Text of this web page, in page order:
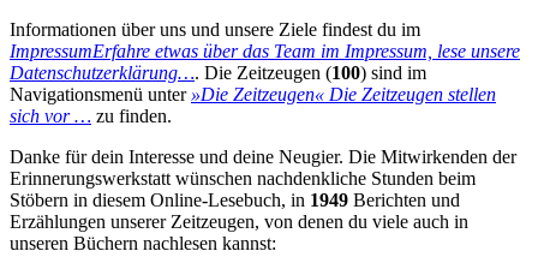
Informationen über uns und unsere Ziele findest du im
ImpressumErfahre etwas über das Team im Impressum, lese unsere
Datenschutzerklärung…. Die Zeitzeugen (100) sind im
Navigationsmenü unter »Die Zeitzeugen« Die Zeitzeugen stellen
sich vor … zu finden.
Danke für dein Interesse und deine Neugier. Die Mitwirkenden der
Erinnerungswerkstatt wünschen nachdenkliche Stunden beim
Stöbern in diesem Online-Lesebuch, in 1949 Berichten und
Erzählungen unserer Zeitzeugen, von denen du viele auch in
unseren Büchern nachlesen kannst: